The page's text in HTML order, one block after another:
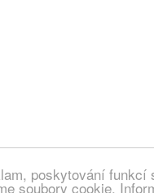
poskytování
soubory cookie.